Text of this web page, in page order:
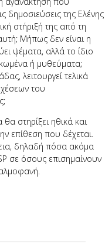
δημοσιεύσεις της Ελένης
στήριξή της από τη
Μήπως δεν είναι η
ψέματα, αλλά το ίδιο
ή μυθεύματα;
λειτουργεί τελικά
του
στηρίξει ηθικά και
επίθεση που δέχεται.
δηλαδή πόσα ακόμα
σε όσους επισημαίνουν